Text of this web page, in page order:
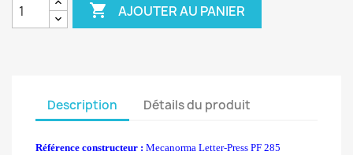
 AJOUTER AU PANIER
Description Détails du produit
Référence constructeur : Mecanorma Letter-Press PF 285